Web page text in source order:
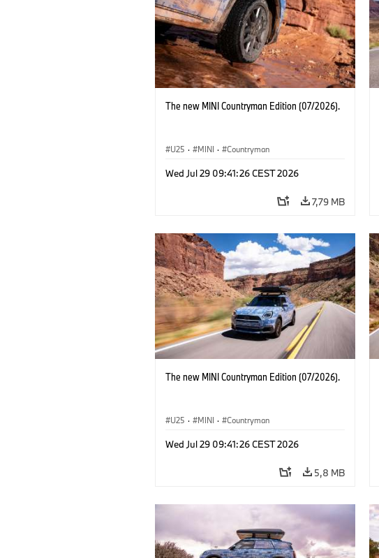
The new MINI Countryman Edition (07/2026).
U25 · MINI · Countryman
Wed Jul 29 09:41:26 CEST 2026
7,79 MB
The new MINI Countryman Edition (07/2026).
U25 · MINI · Countryman
Wed Jul 29 09:41:26 CEST 2026
5,8 MB